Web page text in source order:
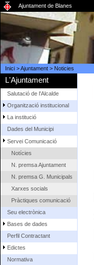
Ajuntament de Blanes
Inici>Ajuntament> Noticies
L'Ajuntament
Salutació de l'Alcalde
Organització institucional
La institució
Dades del Municipi
Servei Comunicació
Notícies
N. premsa Ajuntament
N. premsa G. Municipals
Xarxes socials
Pràctiques comunicació
Seu electrònica
Bases de dades
Perfil Contractant
Edictes
Normativa